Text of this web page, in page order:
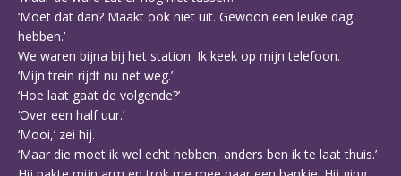
‘Moet dat dan? Maakt ook niet uit. Gewoon een leuke dag
hebben.’
We waren bijna bij het station. Ik keek op mijn telefoon.
‘Mijn trein rijdt nu net weg.’
‘Hoe laat gaat de volgende?’
‘Over een half uur.’
‘Mooi,’ zei hij.
‘Maar die moet ik wel echt hebben, anders ben ik te laat thuis.’